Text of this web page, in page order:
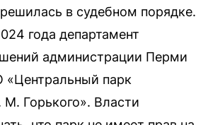
в судебном порядке.
года департамент
администрации Перми
парк
М. Горького». Власти